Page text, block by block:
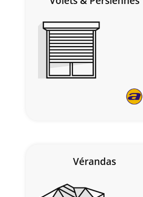
En
Vérandas